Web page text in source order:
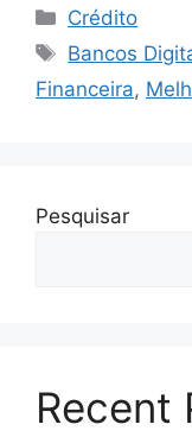
Categorias
Crédito
Tags
Bancos
Financeira,
Pesquisar
Recent